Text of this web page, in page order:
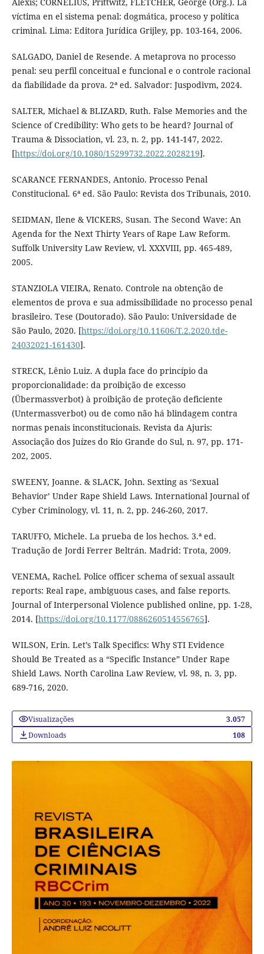
víctima en el sistema penal: dogmática, proceso y política
criminal. Lima: Editora Jurídica Grijley, pp. 103-164, 2006.
SALGADO, Daniel de Resende. A metaprova no processo
penal: seu perfil conceitual e funcional e o controle racional
da fiabilidade da prova. 2ª ed. Salvador: Juspodivm, 2024.
SALTER, Michael & BLIZARD, Ruth. False Memories and the
Science of Credibility: Who gets to be heard? Journal of
Trauma & Dissociation, vl. 23, n. 2, pp. 141-147, 2022.
[https://doi.org/10.1080/15299732.2022.2028219].
SCARANCE FERNANDES, Antonio. Processo Penal
Constitucional. 6ª ed. São Paulo: Revista dos Tribunais, 2010.
SEIDMAN, Ilene & VICKERS, Susan. The Second Wave: An
Agenda for the Next Thirty Years of Rape Law Reform.
Suffolk University Law Review, vl. XXXVIII, pp. 465-489,
2005.
STANZIOLA VIEIRA, Renato. Controle na obtenção de
elementos de prova e sua admissibilidade no processo penal
brasileiro. Tese (Doutorado). São Paulo: Universidade de
São Paulo, 2020. [https://doi.org/10.11606/T.2.2020.tde-
24032021-161430].
STRECK, Lênio Luiz. A dupla face do princípio da
proporcionalidade: da proibição de excesso
(Übermassverbot) à proibição de proteção deficiente
(Untermassverbot) ou de como não há blindagem contra
normas penais inconstitucionais. Revista da Ajuris:
Associação dos Juízes do Rio Grande do Sul, n. 97, pp. 171-
202, 2005.
SWEENY, Joanne. & SLACK, John. Sexting as ‘Sexual
Behavior’ Under Rape Shield Laws. International Journal of
Cyber Criminology, vl. 11, n. 2, pp. 246-260, 2017.
TARUFFO, Michele. La prueba de los hechos. 3.ª ed.
Tradução de Jordi Ferrer Beltrán. Madrid: Trota, 2009.
VENEMA, Rachel. Police officer schema of sexual assault
reports: Real rape, ambiguous cases, and false reports.
Journal of Interpersonal Violence published online, pp. 1-28,
2014. [https://doi.org/10.1177/0886260514556765].
WILSON, Erin. Let’s Talk Specifics: Why STI Evidence
Should Be Treated as a “Specific Instance” Under Rape
Shield Laws. North Carolina Law Review, vl. 98, n. 3, pp.
689-716, 2020.
Visualizações
3.057
Downloads
108